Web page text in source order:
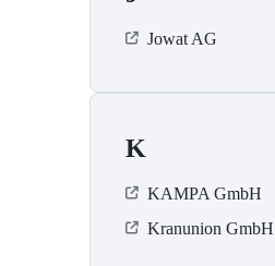
Jowat AG
K
KAMPA GmbH
Kranunion